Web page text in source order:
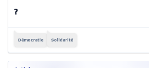
?
Démocratie Solidarité